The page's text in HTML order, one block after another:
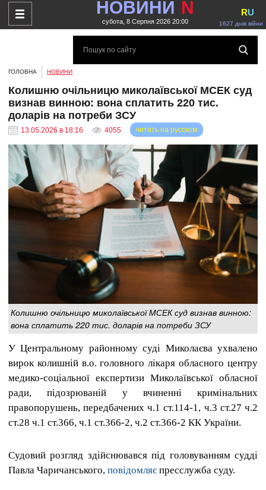
НОВИНИ N
субота, 8 Серпня 2026 20:00 1627 днів війни
RU
ГОЛОВНА НОВИНИ
Колишню очільницю миколаївської МСЕК суд
визнав винною: вона сплатить 220 тис.
доларів на потреби ЗСУ
13.05.2026 в 18:16 4055 читать на русском
Колишню очільницю миколаївської МСЕК суд визнав винною:
вона сплатить 220 тис. доларів на потреби ЗСУ
У Центральному районному суді Миколаєва ухвалено
вирок колишній в.о. головного лікаря обласного центру
медико-соціальної експертизи Миколаївської обласної
ради, підозрюваній у вчиненні кримінальних
правопорушень, передбачених ч.1 ст.114-1, ч.3 ст.27 ч.2
ст.28 ч.1 ст.366, ч.1 ст.366-2, ч.2 ст.366-2 КК України.
Судовий розгляд здійснювався під головуванням судді
Павла Чаричанського, повідомляє пресслужба суду.